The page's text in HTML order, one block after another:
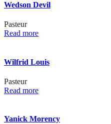
Wedson Devil
Pasteur
Read more
Wilfrid Louis
Pasteur
Read more
Yanick Morency